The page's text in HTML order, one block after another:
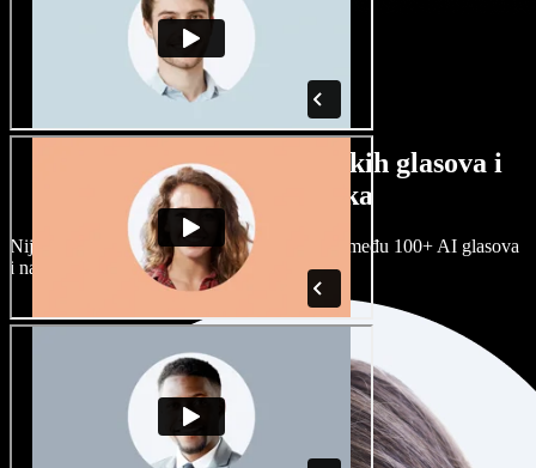
Veliki izbor muških i ženskih glasova i
raznih naglasaka
Nijedan projekt ne mora zvučati isto. Birajte među 100+ AI glasova
i naglasaka i prilagodite ih sebi.